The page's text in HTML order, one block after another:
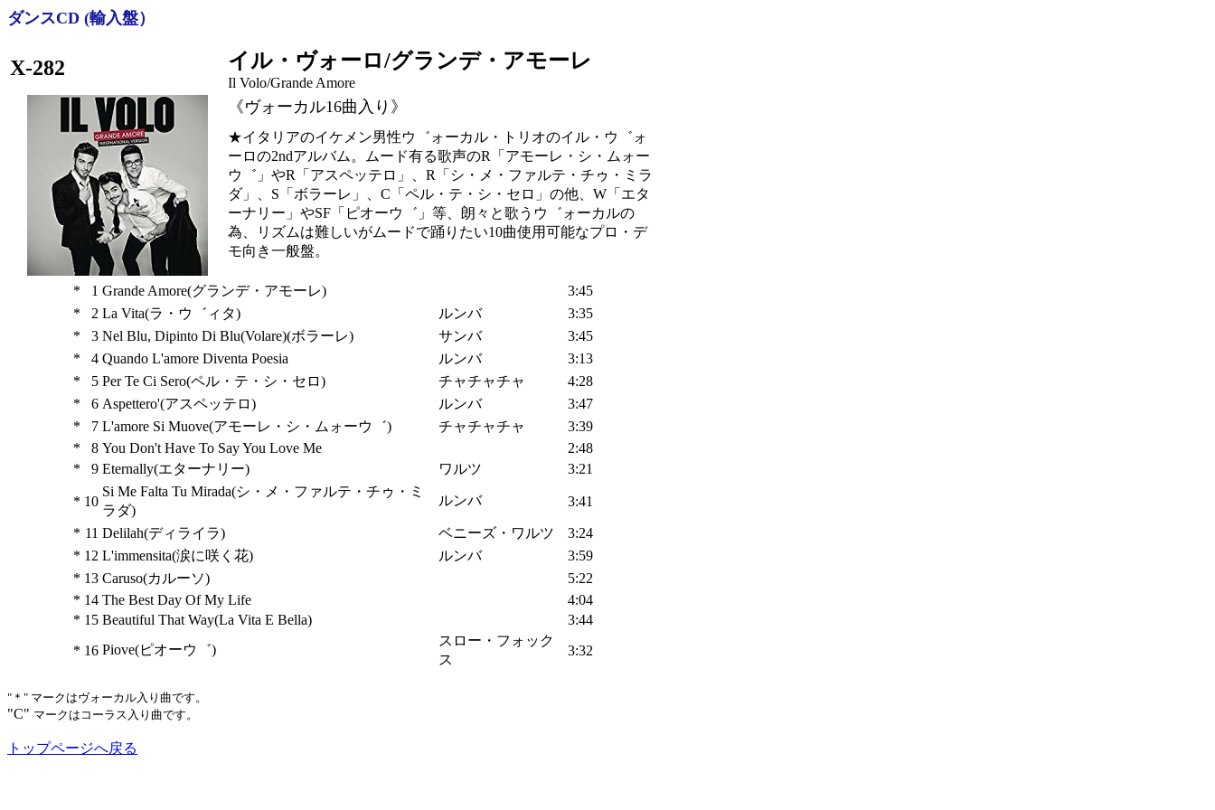
ダンスCD (輸入盤）
X-282 イル・ヴォーロ/グランデ・アモーレ
Il Volo/Grande Amore
《ヴォーカル16曲入り》
★イタリアのイケメン男性ウ゛ォーカル・トリオのイル・ウ゛ォ
ーロの2ndアルバム。ムード有る歌声のR「アモーレ・シ・ムォー
ウ゛」やR「アスペッテロ」、R「シ・メ・ファルテ・チゥ・ミラ
ダ」、S「ボラーレ」、C「ペル・テ・シ・セロ」の他、W「エタ
ーナリー」やSF「ピオーウ゛」等、朗々と歌うウ゛ォーカルの
為、リズムは難しいがムードで踊りたい10曲使用可能なプロ・デ
モ向き一般盤。
* 1 Grande Amore(グランデ・アモーレ)
3:45
*
2 La Vita(ラ・ウ゛ィタ) ルンバ
3:35
*
3 Nel Blu, Dipinto Di Blu(Volare)(ボラーレ) サンバ
3:45
*
4 Quando L'amore Diventa Poesia ルンバ
3:13
*
5 Per Te Ci Sero(ペル・テ・シ・セロ) チャチャチャ
4:28
*
6 Aspettero'(アスペッテロ) ルンバ
3:47
*
7 L'amore Si Muove(アモーレ・シ・ムォーウ゛) チャチャチャ
3:39
*
8 You Don't Have To Say You Love Me
2:48
*
9 Eternally(エターナリー) ワルツ 3:21
* 10
Si Me Falta Tu Mirada(シ・メ・ファルテ・チゥ・ミ
ラダ)
ルンバ 3:41
* 11 Delilah(ディライラ) ベニーズ・ワルツ
3:24
* 12 L'immensita(涙に咲く花) ルンバ
3:59
* 13 Caruso(カルーソ)
5:22
* 14 The Best Day Of My Life
4:04
* 15 Beautiful That Way(La Vita E Bella)
3:44
* 16 Piove(ピオーウ゛)
スロー・フォック
ス
3:32
"＊" マークはヴォーカル入り曲です。
"C" マークはコーラス入り曲です。
トップページへ戻る